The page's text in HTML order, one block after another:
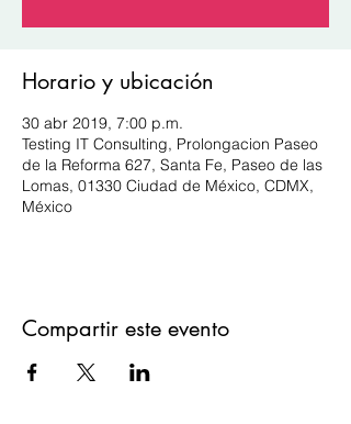
Horario y ubicación
30 abr 2019, 7:00 p.m.
Testing IT Consulting, Prolongacion Paseo
de la Reforma 627, Santa Fe, Paseo de las
Lomas, 01330 Ciudad de México, CDMX,
México
Compartir este evento